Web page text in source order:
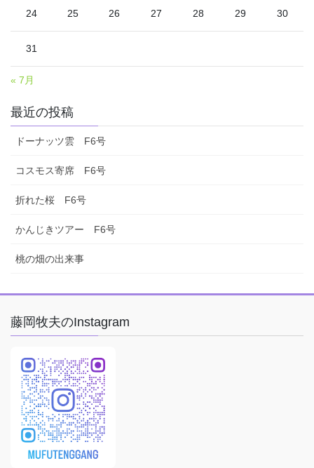
24 25 26 27 28 29 30
31
« 7月
最近の投稿
ドーナッツ雲 F6号
コスモス寄席 F6号
折れた桜 F6号
かんじきツアー F6号
桃の畑の出来事
藤岡牧夫のInstagram